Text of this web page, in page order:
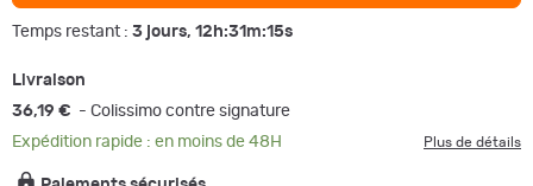
Temps restant : 3 jours, 12h:31m:15s
Livraison
36,19 € - Colissimo contre signature
Expédition rapide : en moins de 48H
Plus de détails